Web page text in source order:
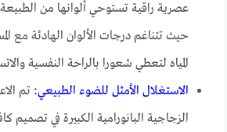
عصرية راقية تستوحي ألوانها من
حيث تتناغم درجات الألوان الهادئة مع
المياه لتعطي شعورا بالراحة النفسية
الاستغلال الأمثل للضوء الطبيعي: تم
الزجاجية البانورامية الكبيرة في تصميم